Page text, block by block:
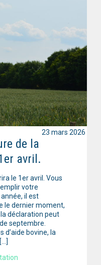
de la
avril.
le 1er avril. Vous
votre
il est
le dernier moment,
la déclaration peut
septembre.
d’aide bovine, la
23 mars 2026